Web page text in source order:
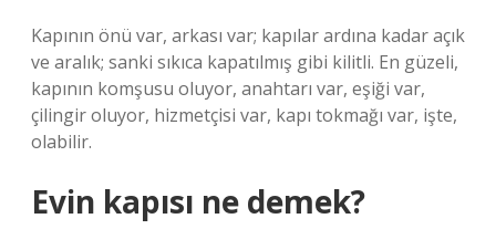
Kapının önü var, arkası var; kapılar ardına kadar açık
ve aralık; sanki sıkıca kapatılmış gibi kilitli. En güzeli,
kapının komşusu oluyor, anahtarı var, eşiği var,
çilingir oluyor, hizmetçisi var, kapı tokmağı var, işte,
olabilir.
Evin kapısı ne demek?